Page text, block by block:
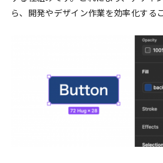
ら、開発やデザイン作業を効率化する